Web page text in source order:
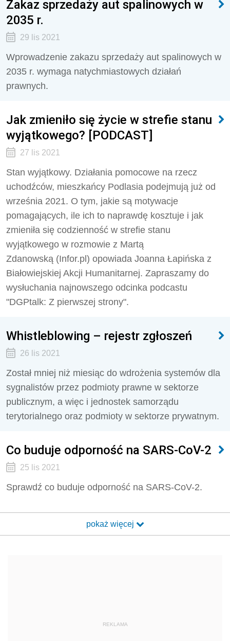
Zakaz sprzedaży aut spalinowych w
2035 r.
29 lis 2021
Wprowadzenie zakazu sprzedaży aut spalinowych w
2035 r. wymaga natychmiastowych działań
prawnych.
Jak zmieniło się życie w strefie stanu
wyjątkowego? [PODCAST]
27 lis 2021
Stan wyjątkowy. Działania pomocowe na rzecz
uchodźców, mieszkańcy Podlasia podejmują już od
września 2021. O tym, jakie są motywacje
pomagających, ile ich to naprawdę kosztuje i jak
zmieniła się codzienność w strefie stanu
wyjątkowego w rozmowie z Martą
Zdanowską (Infor.pl) opowiada Joanna Łapińska z
Białowiejskiej Akcji Humanitarnej. Zapraszamy do
wysłuchania najnowszego odcinka podcastu
"DGPtalk: Z pierwszej strony".
Whistleblowing – rejestr zgłoszeń
26 lis 2021
Został mniej niż miesiąc do wdrożenia systemów dla
sygnalistów przez podmioty prawne w sektorze
publicznym, a więc i jednostek samorządu
terytorialnego oraz podmioty w sektorze prywatnym.
Co buduje odporność na SARS-CoV-2
25 lis 2021
Sprawdź co buduje odporność na SARS-CoV-2.
pokaż więcej
REKLAMA